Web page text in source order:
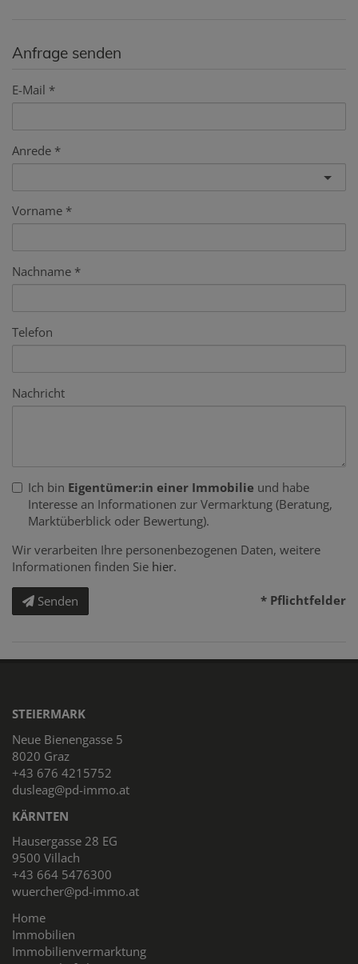
Anfrage senden
E-Mail
Anrede
Vorname
Nachname
Telefon
Nachricht
Ich bin Eigentümer:in einer Immobilie und habe
Interesse an Informationen zur Vermarktung (Beratung,
Marktüberblick oder Bewertung).
Wir verarbeiten Ihre personenbezogenen Daten, weitere
Informationen finden Sie hier.
Senden * Pflichtfelder
STEIERMARK
Neue Bienengasse 5
8020 Graz
+43 676 4215752
dusleag@pd-immo.at
KÄRNTEN
Hausergasse 28 EG
9500 Villach
+43 664 5476300
wuercher@pd-immo.at
Home
Immobilien
Immobilienvermarktung